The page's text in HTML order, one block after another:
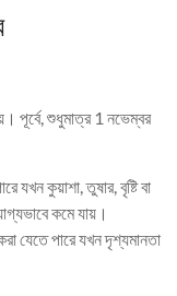
পূর্বে, শুধুমাত্র 1 নভেম্বর
যখন কুয়াশা, তুষার, বৃষ্টি বা
কমে যায়।
যেতে পারে যখন দৃশ্যমানতা